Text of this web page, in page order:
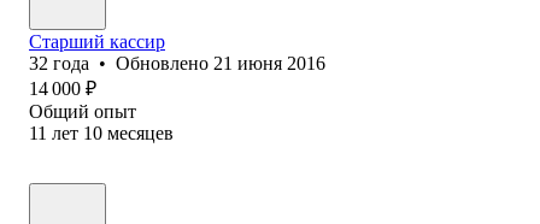
Старший кассир
32 года • Обновлено 21 июня 2016
14 000 ₽
Общий опыт
11 лет 10 месяцев